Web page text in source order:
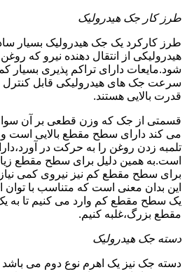
طرز کار جک هیدرولیک
طرز کارکرد یک جک هیدرولیک بسیار
هیدرولیکی از انتقال دهنده نیرو که
شود.مایعات دارای تراکم پذیری بسیار
سرعت جک های هیدرولیکی قابل
قدرت بالایی هستند.
قسمتی از جک که وزن قطعی بر آن
می کند دارای سطح مقطع بالایی است و
تلمبه زدن روغن را به حرکت در
است.به همین دلیل برای سطح مقطع
برای سطح مقطع کم نیز نیروی کمی نیاز
این بدان معنی است که متناسب با توان
یک سطح مقطع کم وارد می کنیم تا به
مقطع بزرگ،غلبه کنیم.
دسته جک هیدرولیک
دسته جک نیز یک اهرم نوع دوم می